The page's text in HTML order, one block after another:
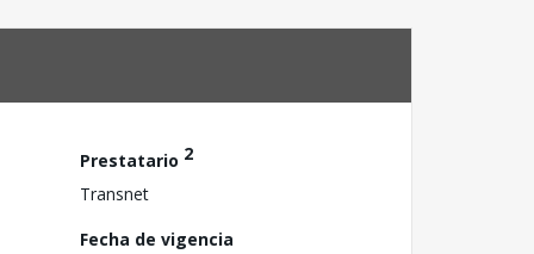
Prestatario 2
Transnet
Fecha de vigencia